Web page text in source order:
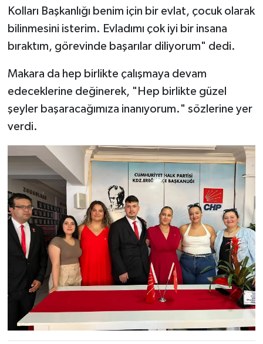
Kolları Başkanlığı benim için bir evlat, çocuk olarak
bilinmesini isterim. Evladımı çok iyi bir insana
bıraktım, görevinde başarılar diliyorum" dedi.
Makara da hep birlikte çalışmaya devam
edeceklerine değinerek, "Hep birlikte güzel
şeyler başaracağımıza inanıyorum." sözlerine yer
verdi.